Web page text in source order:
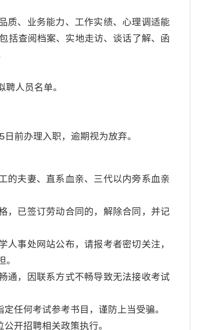
质、业务能力、工作实绩、心理调适能
括查阅档案、实地走访、谈话了解、函
人员名单。
前办理入职，逾期视为放弃。
的夫妻、直系血亲、三代以内旁系血亲
，已签订劳动合同的，解除合同，并记
事处网站公布，请报考者密切关注，
通，因联系方式不畅导致无法接收考试
任何考试参考书目，谨防上当受骗。
开招聘相关政策执行。